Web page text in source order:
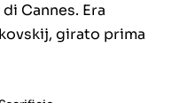
Cannes. Era
girato prima